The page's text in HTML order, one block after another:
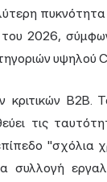
2026,
υψηλού
B2B.
τις
"σχόλια
συλλογή